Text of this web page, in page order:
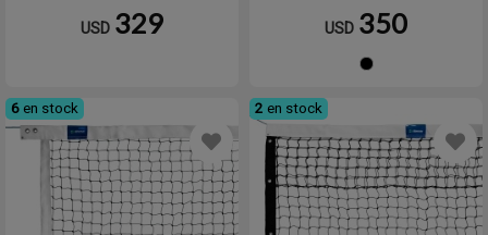
USD 329 USD 350
6 en stock 2 en stock